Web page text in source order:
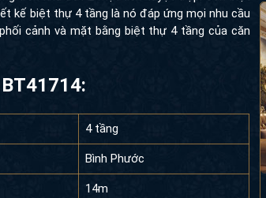
kế biệt thự 4 tầng là nó đáp ứng mọi nhu cầu
cảnh và mặt bằng biệt thự 4 tầng của căn
4 tầng
Bình Phước
14m